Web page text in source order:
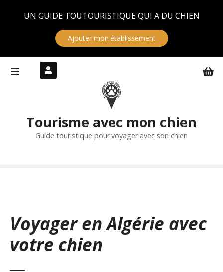
UN GUIDE TOUTOURISTIQUE QUI A DU CHIEN
Ajouter mon établissement
Tourisme avec mon chien
Guide touristique pour voyager avec son chien
Voyager en Algérie avec
votre chien